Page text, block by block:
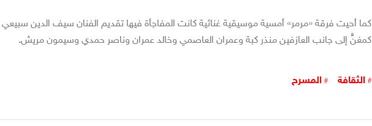
كما أحيت فرقة «مرمر» أمسية موسيقية غنائية كانت المفاجأة فيها تقديم الفنان سيف الدين سبيعي
كمغنٍّ إلى جانب العازفين منذر كبة وعمران العاصمي وخالد عمران وناصر حمدي وسيمون مريش.
الثقافة المسرح